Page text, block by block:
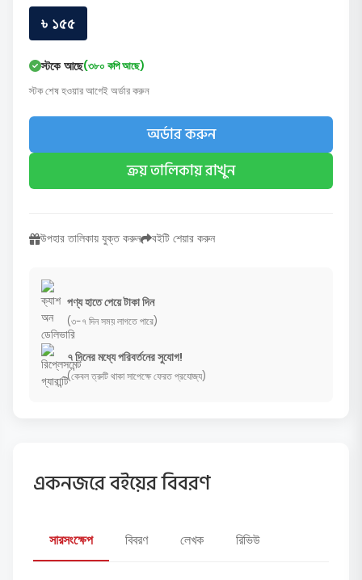
৳ ১৫৫
স্টকে আছে(৩৮০ কপি আছে)
স্টক শেষ হওয়ার আগেই অর্ডার করুন
অর্ডার করুন
ক্রয় তালিকায় রাখুন
উপহার তালিকায় যুক্ত করুন বইটি শেয়ার করুন
পণ্য হাতে পেয়ে টাকা দিন
(৩-৭ দিন সময় লাগতে পারে)
৭ দিনের মধ্যে পরিবর্তনের সুযোগ!
(কেবল ত্রুটি থাকা সাপেক্ষে ফেরত প্রযোজ্য)
একনজরে বইয়ের বিবরণ
সারসংক্ষেপ বিবরণ লেখক রিভিউ